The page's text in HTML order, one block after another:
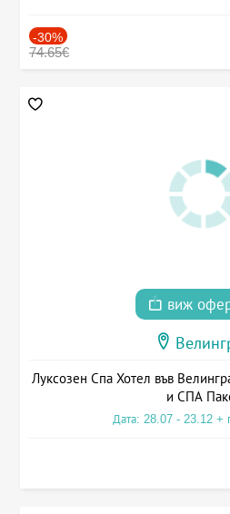
-30%
74.65€
виж
Луксозен Спа Хотел във
и СПА
Дата: 28.07 - 23.12 +